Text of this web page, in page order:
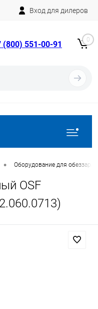
Вход для дилеров
(800) 551-00-91 0
• Оборудование для
OSF